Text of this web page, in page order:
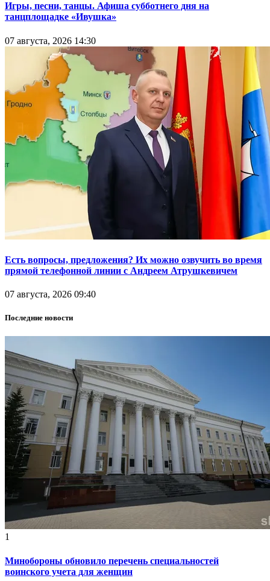
Игры, песни, танцы. Афиша субботнего дня на
танцплощадке «Ивушка»
07 августа, 2026 14:30
Есть вопросы, предложения? Их можно озвучить во время
прямой телефонной линии с Андреем Атрушкевичем
07 августа, 2026 09:40
Последние новости
1
Минобороны обновило перечень специальностей
воинского учета для женщин